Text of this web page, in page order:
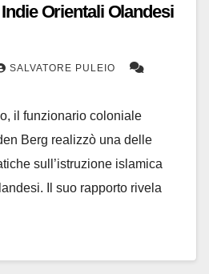
Orientali Olandesi
SALVATORE PULEIO
il funzionario coloniale
Berg realizzò una delle
sull’istruzione islamica
Il suo rapporto rivela